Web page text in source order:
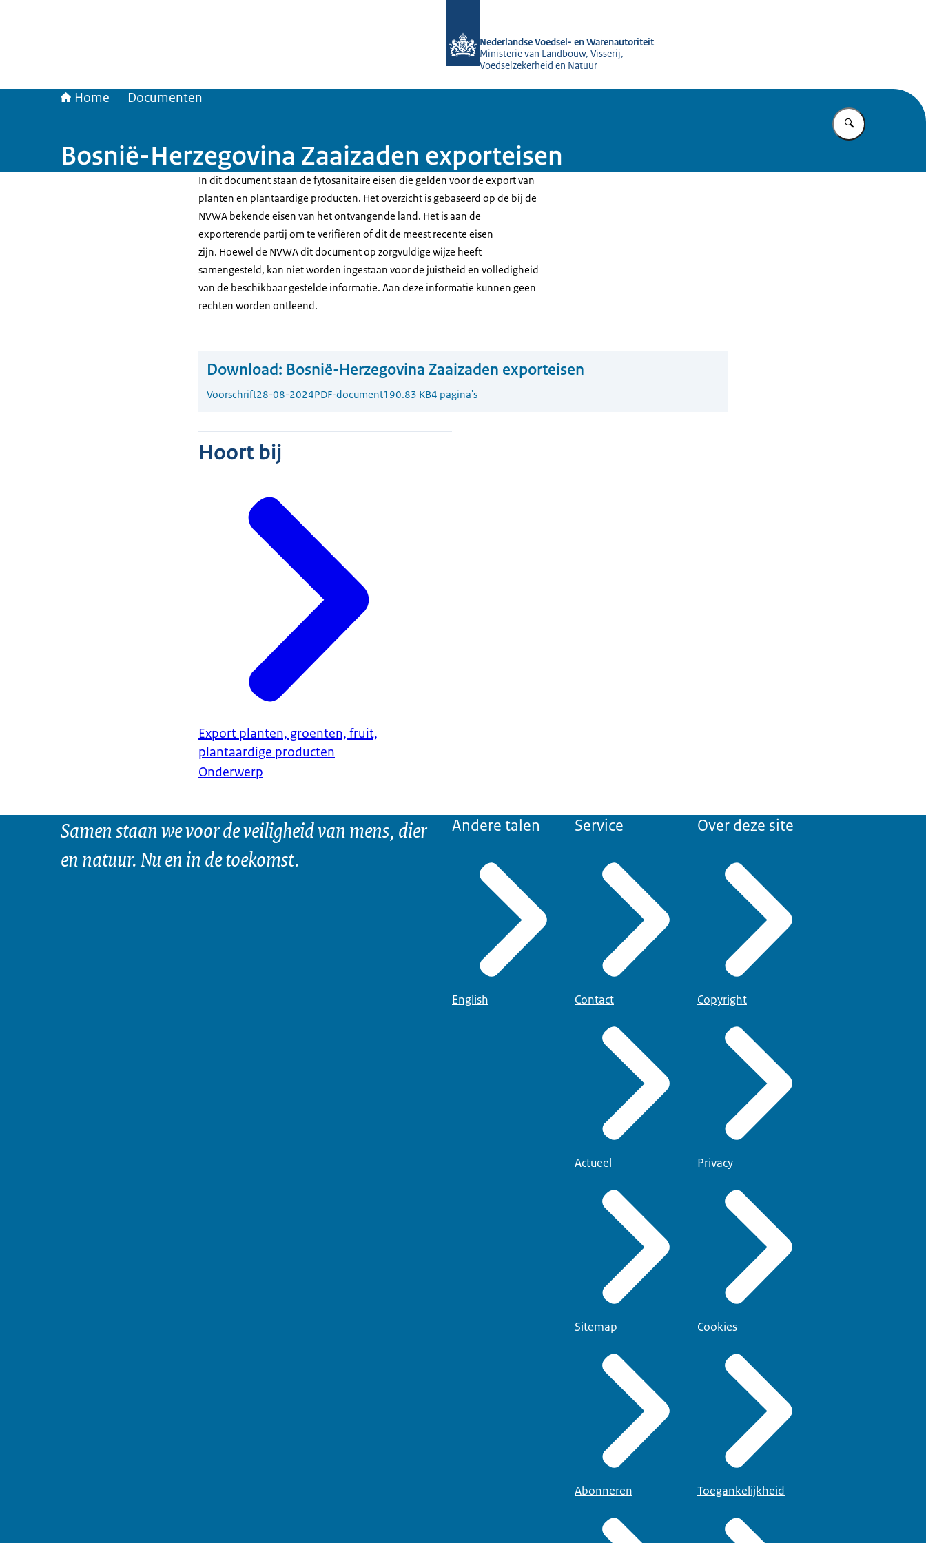
Nederlandse Voedsel- en Warenautoriteit
Ministerie van Landbouw, Visserij,
Voedselzekerheid en Natuur
Home Documenten
Vul in wat u
Bosnië-Herzegovina Zaaizaden exporteisen
In dit document staan de fytosanitaire eisen die gelden voor de export van
planten en plantaardige producten. Het overzicht is gebaseerd op de bij de
NVWA bekende eisen van het ontvangende land. Het is aan de
exporterende partij om te verifiëren of dit de meest recente eisen
zijn. Hoewel de NVWA dit document op zorgvuldige wijze heeft
samengesteld, kan niet worden ingestaan voor de juistheid en volledigheid
van de beschikbaar gestelde informatie. Aan deze informatie kunnen geen
rechten worden ontleend.
Download: Bosnië-Herzegovina Zaaizaden exporteisen
Voorschrift28-08-2024PDF-document190.83 KB4 pagina's
Hoort bij
Export planten, groenten, fruit,
plantaardige producten
Onderwerp
Samen staan we voor de veiligheid van mens, dier
en natuur. Nu en in de toekomst.
Andere talen
English
Service
Contact
Actueel
Sitemap
Abonneren
Over deze site
Copyright
Privacy
Cookies
Toegankelijkheid